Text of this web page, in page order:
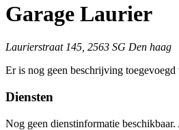
Garage Laurier
Laurierstraat 145, 2563 SG Den haag
Er is nog geen beschrijving
Diensten
Nog geen dienstinformatie